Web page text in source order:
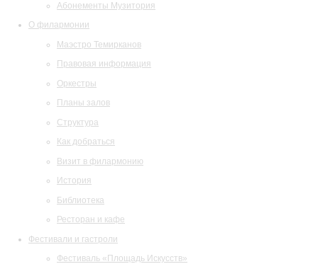
Абонементы Музитория
О филармонии
Маэстро Темирканов
Правовая информация
Оркестры
Планы залов
Структура
Как добраться
Визит в филармонию
История
Библиотека
Ресторан и кафе
Фестивали и гастроли
Фестиваль «Площадь Искусств»